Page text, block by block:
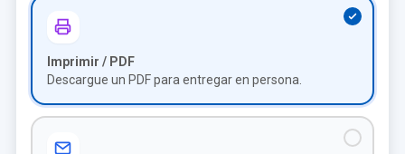
Imprimir / PDF
Descargue un PDF para entregar en persona.